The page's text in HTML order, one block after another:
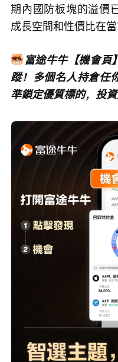
期內國防板塊的溢價
成長空間和性價比在
富途牛牛【機會頁
蹤！多個名人持倉任
準鎖定優質標的，投資